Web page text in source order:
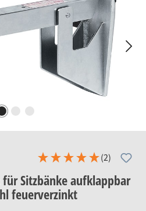
Sitzbänke aufklappbar
feuerverzinkt
(2)